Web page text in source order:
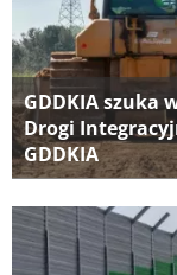
GDDKIA szuka
Drogi
GDDKIA